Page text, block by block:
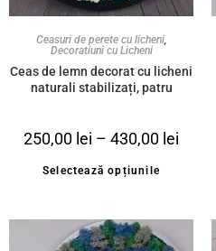
Ceasuri de perete cu licheni,
Decoratiuni cu Licheni
Ceas de lemn decorat cu licheni
naturali stabilizați, patru
250,00 lei – 430,00 lei
Selectează opțiunile